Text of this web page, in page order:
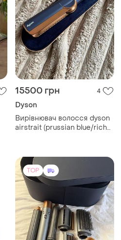
15500 грн 4
Dyson
Вирівнювач волосся dyson
airstrait (prussian blue/rich
TOP